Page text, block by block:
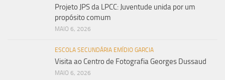
Projeto JPS da LPCC: Juventude unida por um
propósito comum
MAIO 6, 2026
ESCOLA SECUNDÁRIA EMÍDIO GARCIA
Visita ao Centro de Fotografia Georges Dussaud
MAIO 6, 2026